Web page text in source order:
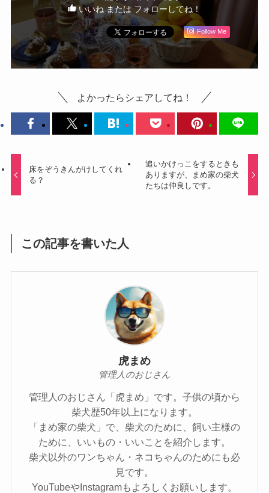
いいね または フォローしてね！
Follow Me
よかったらシェアしてね！
床をぞうきんがけしてくれ
る？
追いかけっこをするときも
ありますが、まめ家の柴犬
たちは仲良しです。
この記事を書いた人
虎まめ
管理人のおじさん
管理人のおじさん「虎まめ」です。子供の頃から
柴犬歴50年以上になります。
「まめ家の柴犬」で、柴犬のために、飼い主様の
ために、いいもの・いいことを紹介します。
柴犬以外のワンちゃん・ネコちゃんのためにも必
見です。
YouTubeやInstagramもよろしくお願いします。